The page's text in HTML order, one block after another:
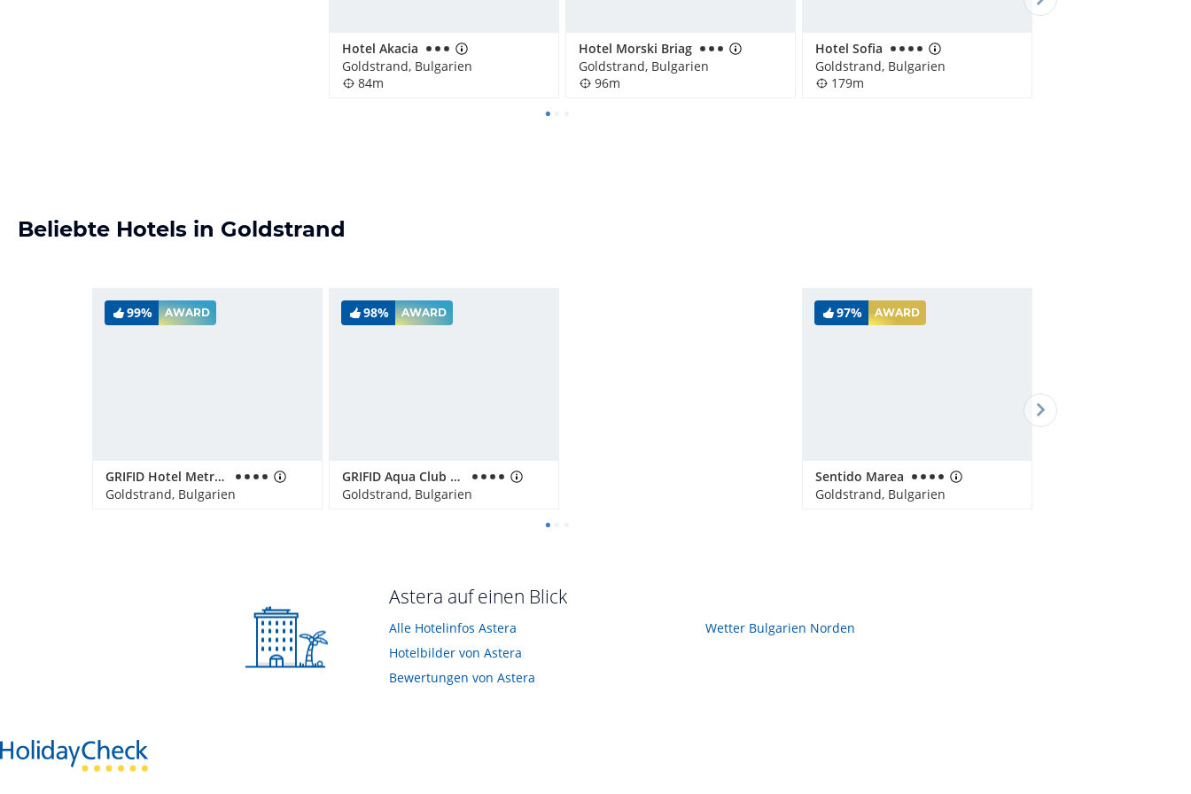
Hotel Akacia
Goldstrand, Bulgarien
84m
Hotel Morski Briag
Goldstrand, Bulgarien
96m
Hotel Sofia
Goldstrand, Bulgarien
179m
Beliebte Hotels in Goldstrand
99% AWARD
GRIFID Hotel Metropol
Goldstrand, Bulgarien
98% AWARD
GRIFID Aqua Club Bolero
Goldstrand, Bulgarien
97% AWARD
Sentido Marea
Goldstrand, Bulgarien
Astera auf einen Blick
Alle Hotelinfos Astera
Hotelbilder von Astera
Bewertungen von Astera
Wetter Bulgarien Norden